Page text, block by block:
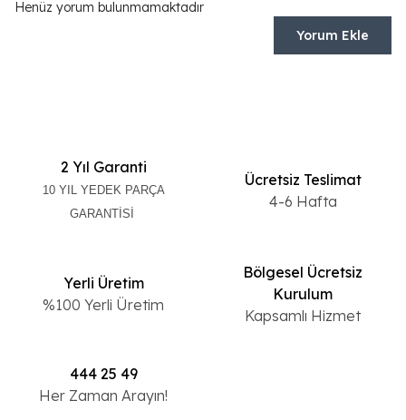
Henüz yorum bulunmamaktadır
Yorum Ekle
2 Yıl Garanti
10 YIL YEDEK PARÇA
GARANTİSİ
Ücretsiz Teslimat
4-6 Hafta
Yerli Üretim
%100 Yerli Üretim
Bölgesel Ücretsiz
Kurulum
Kapsamlı Hizmet
444 25 49
Her Zaman Arayın!